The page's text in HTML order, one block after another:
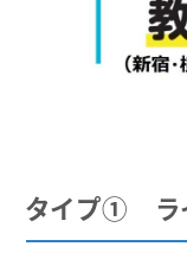
タイプ① ラ